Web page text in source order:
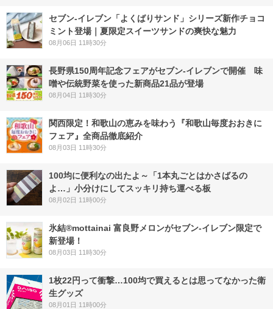
セブン‐イレブン「よくばりサンド」シリーズ新作チョコ
ミント登場｜夏限定スイーツサンドの爽快な魅力
08月06日 11時30分
長野県150周年記念フェアがセブン-イレブンで開催 味
噌や伝統野菜を使った新商品21品が登場
08月04日 11時30分
関西限定！和歌山の恵みを味わう『和歌山毎度おおきに
フェア』全商品徹底紹介
08月03日 11時30分
100均に便利なの出たよ～「1本丸ごとはかさばるの
よ…」小分けにしてスッキリ持ち運べる板
08月02日 11時00分
氷結®mottainai 富良野メロンがセブン‐イレブン限定で
新登場！
08月03日 11時30分
1枚22円って衝撃…100均で買えるとは思ってなかった衛
生グッズ
08月01日 11時00分